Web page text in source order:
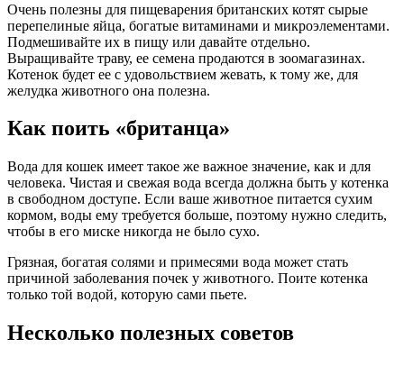
Очень полезны для пищеварения британских котят сырые
перепелиные яйца, богатые витаминами и микроэлементами.
Подмешивайте их в пищу или давайте отдельно.
Выращивайте траву, ее семена продаются в зоомагазинах.
Котенок будет ее с удовольствием жевать, к тому же, для
желудка животного она полезна.
Как поить «британца»
Вода для кошек имеет такое же важное значение, как и для
человека. Чистая и свежая вода всегда должна быть у котенка
в свободном доступе. Если ваше животное питается сухим
кормом, воды ему требуется больше, поэтому нужно следить,
чтобы в его миске никогда не было сухо.
Грязная, богатая солями и примесями вода может стать
причиной заболевания почек у животного. Поите котенка
только той водой, которую сами пьете.
Несколько полезных советов